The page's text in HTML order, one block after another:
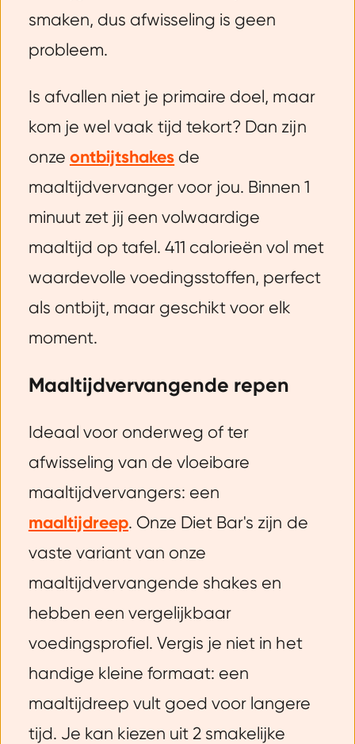
smaken, dus afwisseling is geen
probleem.
Is afvallen niet je primaire doel, maar
kom je wel vaak tijd tekort? Dan zijn
onze ontbijtshakes de
maaltijdvervanger voor jou. Binnen 1
minuut zet jij een volwaardige
maaltijd op tafel. 411 calorieën vol met
waardevolle voedingsstoffen, perfect
als ontbijt, maar geschikt voor elk
moment.
Maaltijdvervangende repen
Ideaal voor onderweg of ter
afwisseling van de vloeibare
maaltijdvervangers: een
maaltijdreep. Onze Diet Bar's zijn de
vaste variant van onze
maaltijdvervangende shakes en
hebben een vergelijkbaar
voedingsprofiel. Vergis je niet in het
handige kleine formaat: een
maaltijdreep vult goed voor langere
tijd. Je kan kiezen uit 2 smakelijke